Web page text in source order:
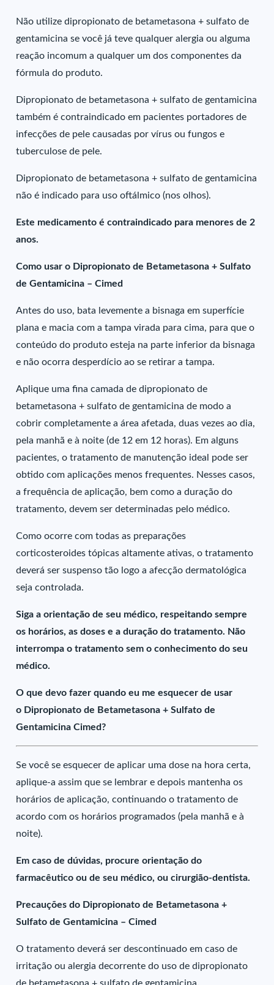
Não utilize dipropionato de betametasona + sulfato de
gentamicina se você já teve qualquer alergia ou alguma
reação incomum a qualquer um dos componentes da
fórmula do produto.
Dipropionato de betametasona + sulfato de gentamicina
também é contraindicado em pacientes portadores de
infecções de pele causadas por vírus ou fungos e
tuberculose de pele.
Dipropionato de betametasona + sulfato de gentamicina
não é indicado para uso oftálmico (nos olhos).
Este medicamento é contraindicado para menores de 2
anos.
Como usar o Dipropionato de Betametasona + Sulfato
de Gentamicina – Cimed
Antes do uso, bata levemente a bisnaga em superfície
plana e macia com a tampa virada para cima, para que o
conteúdo do produto esteja na parte inferior da bisnaga
e não ocorra desperdício ao se retirar a tampa.
Aplique uma fina camada de dipropionato de
betametasona + sulfato de gentamicina de modo a
cobrir completamente a área afetada, duas vezes ao dia,
pela manhã e à noite (de 12 em 12 horas). Em alguns
pacientes, o tratamento de manutenção ideal pode ser
obtido com aplicações menos frequentes. Nesses casos,
a frequência de aplicação, bem como a duração do
tratamento, devem ser determinadas pelo médico.
Como ocorre com todas as preparações
corticosteroides tópicas altamente ativas, o tratamento
deverá ser suspenso tão logo a afecção dermatológica
seja controlada.
Siga a orientação de seu médico, respeitando sempre
os horários, as doses e a duração do tratamento. Não
interrompa o tratamento sem o conhecimento do seu
médico.
O que devo fazer quando eu me esquecer de usar
o Dipropionato de Betametasona + Sulfato de
Gentamicina Cimed?
Se você se esquecer de aplicar uma dose na hora certa,
aplique-a assim que se lembrar e depois mantenha os
horários de aplicação, continuando o tratamento de
acordo com os horários programados (pela manhã e à
noite).
Em caso de dúvidas, procure orientação do
farmacêutico ou de seu médico, ou cirurgião-dentista.
Precauções do Dipropionato de Betametasona +
Sulfato de Gentamicina – Cimed
O tratamento deverá ser descontinuado em caso de
irritação ou alergia decorrente do uso de dipropionato